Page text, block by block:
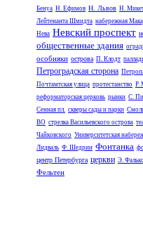
Бенуа Н. Ефимов Н. Львов Н.
Лейтенанта Шмидта набережная
Нева Невский проспект
общественные здания
особняки острова П. Клодт
Петроградская сторона
Почтамтская улица протестанство Р.
реформаторская церковь рынки С.
Сенная пл. скверы сады и парки
ВО стрелка Васильевского острова
Чайковского Университетская
Лидваль Ф. Шедрин Фонтанка
центр Петербурга церкви Э.
Фельтен